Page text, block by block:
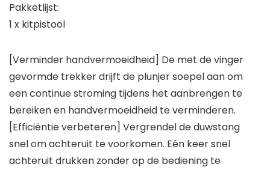
Pakketlijst:
1 x kitpistool
[Verminder handvermoeidheid] De met de vinger
gevormde trekker drijft de plunjer soepel aan om
een ​​continue stroming tijdens het aanbrengen te
bereiken en handvermoeidheid te verminderen.
[Efficiëntie verbeteren] Vergrendel de duwstang
snel om achteruit te voorkomen. Eén keer snel
achteruit drukken zonder op de bediening te